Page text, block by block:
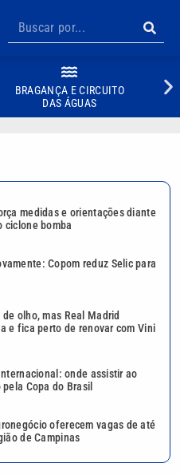
BRAGANÇA E CIRCUITO
DAS ÁGUAS
medidas e orientações diante
ciclone bomba
Copom reduz Selic para
olho, mas Real Madrid
e fica perto de renovar com Vini
onde assistir ao
Copa do Brasil
oferecem vagas de até
de Campinas